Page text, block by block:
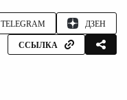
TELEGRAM ДЗЕН
ССЫЛКА